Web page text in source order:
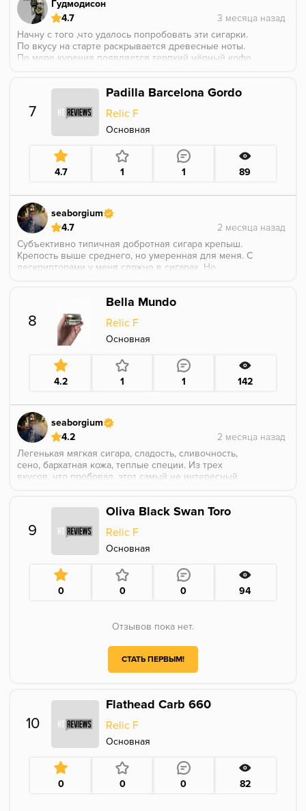
Гудмодисон
4.7
Начну с того ,что удалось попробовать эти сигарки.
По вкусу на старте раскрывается древесные ноты.
По мере курения появляется терпкий чёрный кофе.
На основной части сессии преобладает древесно-
кофейный профиль ,кофе не кислый ,а скорее
именно терпкий. Древесный профиль уходит в
В целом куриться многогранно и интересно. Сама по
себе сигара мягкая ,крепость я бы сказал 3,5.
P.S Курил на Турке Cosmobowl , колодка lotus , кальян
и чаша под б/а. Угли - 4x25 (курили на 3x25).
7
Padilla Barcelona Gordo
Relic F
Основная
4.7 1 1 89
seaborgium
4.7
Субъективно типичная добротная сигара крепыш.
Крепость выше среднего, но умеренная для меня. С
дескрипторами у меня сложно в сигарах. Но
временами ощущается сливочность.
8
Bella Mundo
Relic F
Основная
4.2 1 1 142
seaborgium
4.2
Легенькая мягкая сигара, сладость, сливочность,
сено, бархатная кожа, теплые специи. Из трех
вкусов, что пробовал, этот самый не интересный.
9
Oliva Black Swan Toro
Relic F
Основная
0 0 0 94
Отзывов пока нет.
СТАТЬ ПЕРВЫМ!
10
Flathead Carb 660
Relic F
Основная
0 0 0 82